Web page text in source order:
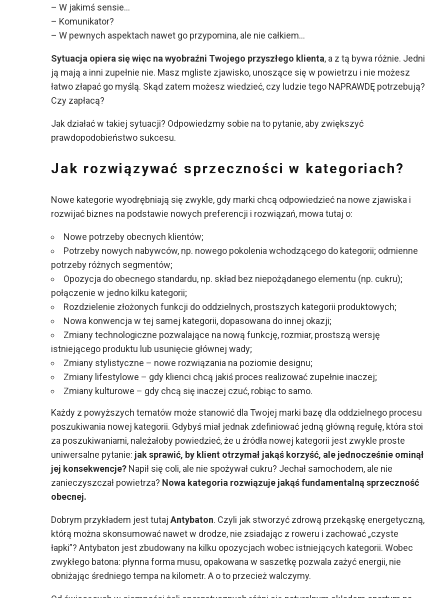
– W jakimś sensie…
– Komunikator?
– W pewnych aspektach nawet go przypomina, ale nie całkiem…
Sytuacja opiera się więc na wyobraźni Twojego przyszłego klienta, a z tą bywa różnie. Jedni
ją mają a inni zupełnie nie. Masz mgliste zjawisko, unoszące się w powietrzu i nie możesz
łatwo złapać go myślą. Skąd zatem możesz wiedzieć, czy ludzie tego NAPRAWDĘ potrzebują?
Czy zapłacą?
Jak działać w takiej sytuacji? Odpowiedzmy sobie na to pytanie, aby zwiększyć
prawdopodobieństwo sukcesu.
Jak rozwiązywać sprzeczności w kategoriach?
Nowe kategorie wyodrębniają się zwykle, gdy marki chcą odpowiedzieć na nowe zjawiska i
rozwijać biznes na podstawie nowych preferencji i rozwiązań, mowa tutaj o:
Nowe potrzeby obecnych klientów;
Potrzeby nowych nabywców, np. nowego pokolenia wchodzącego do kategorii; odmienne
potrzeby różnych segmentów;
Opozycja do obecnego standardu, np. skład bez niepożądanego elementu (np. cukru);
połączenie w jedno kilku kategorii;
Rozdzielenie złożonych funkcji do oddzielnych, prostszych kategorii produktowych;
Nowa konwencja w tej samej kategorii, dopasowana do innej okazji;
Zmiany technologiczne pozwalające na nową funkcję, rozmiar, prostszą wersję
istniejącego produktu lub usunięcie głównej wady;
Zmiany stylistyczne – nowe rozwiązania na poziomie designu;
Zmiany lifestylowe – gdy klienci chcą jakiś proces realizować zupełnie inaczej;
Zmiany kulturowe – gdy chcą się inaczej czuć, robiąc to samo.
Każdy z powyższych tematów może stanowić dla Twojej marki bazę dla oddzielnego procesu
poszukiwania nowej kategorii. Gdybyś miał jednak zdefiniować jedną główną regułę, która stoi
za poszukiwaniami, należałoby powiedzieć, że u źródła nowej kategorii jest zwykle proste
uniwersalne pytanie: jak sprawić, by klient otrzymał jakąś korzyść, ale jednocześnie ominął
jej konsekwencje? Napił się coli, ale nie spożywał cukru? Jechał samochodem, ale nie
zanieczyszczał powietrza? Nowa kategoria rozwiązuje jakąś fundamentalną sprzeczność
obecnej.
Dobrym przykładem jest tutaj Antybaton. Czyli jak stworzyć zdrową przekąskę energetyczną,
którą można skonsumować nawet w drodze, nie zsiadając z roweru i zachować „czyste
łapki”? Antybaton jest zbudowany na kilku opozycjach wobec istniejących kategorii. Wobec
zwykłego batona: płynna forma musu, opakowana w saszetkę pozwala zażyć energii, nie
obniżając średniego tempa na kilometr. A o to przecież walczymy.